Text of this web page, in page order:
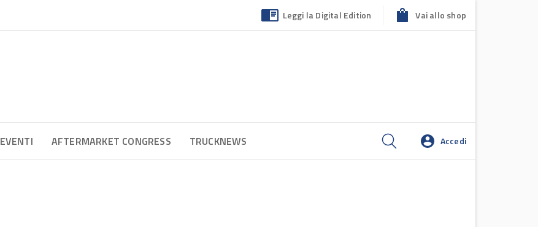
Leggi la Digital Edition Vai allo shop
EVENTI AFTERMARKET CONGRESS TRUCKNEWS Accedi